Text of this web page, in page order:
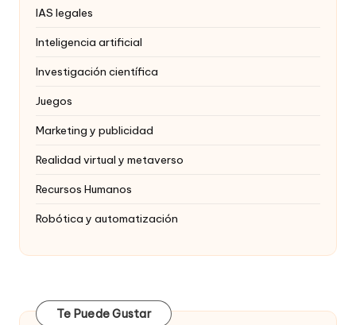
IAS legales
Inteligencia artificial
Investigación científica
Juegos
Marketing y publicidad
Realidad virtual y metaverso
Recursos Humanos
Robótica y automatización
Te Puede Gustar